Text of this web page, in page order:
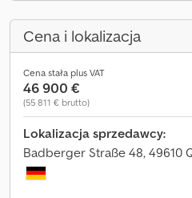
Cena i lokalizacja
Cena stała plus VAT
46 900 €
(55 811 € brutto)
Lokalizacja sprzedawcy:
Badberger Straße 48, 49610